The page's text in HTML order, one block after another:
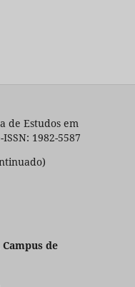
de Estudos em
1982-5587
de